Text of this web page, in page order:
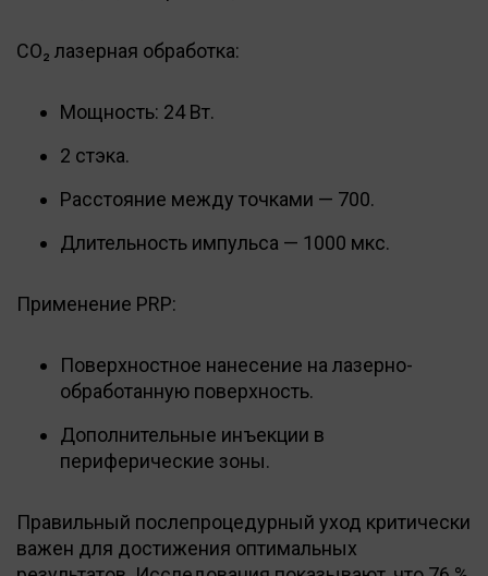
CO₂ лазерная обработка:
Мощность: 24 Вт.
2 стэка.
Расстояние между точками — 700.
Длительность импульса — 1000 мкс.
Применение PRP:
Поверхностное нанесение на лазерно-
обработанную поверхность.
Дополнительные инъекции в
периферические зоны.
Правильный послепроцедурный уход критически
важен для достижения оптимальных